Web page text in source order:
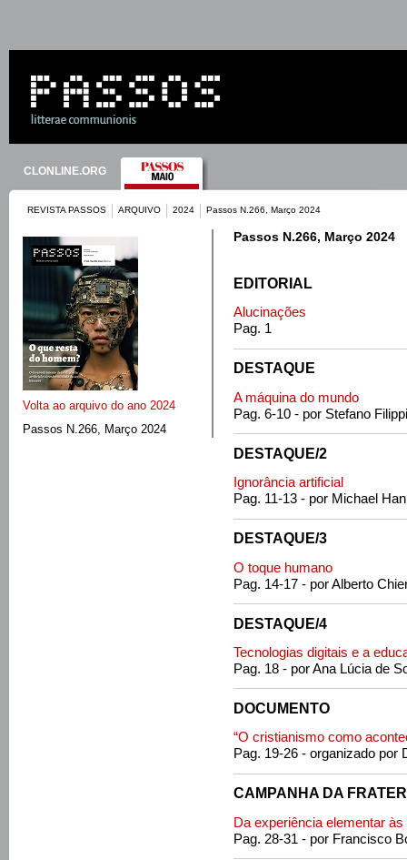
CLONLINE.ORG
REVISTA PASSOS ARQUIVO 2024 Passos N.266, Março 2024
Volta ao arquivo do ano 2024
Passos N.266, Março 2024
Passos N.266, Março 2024
EDITORIAL
Alucinações
Pag. 1
DESTAQUE
A máquina do mundo
Pag. 6-10 - por Stefano Filippi
DESTAQUE/2
Ignorância artificial
Pag. 11-13 - por Michael
DESTAQUE/3
O toque humano
Pag. 14-17 - por Alberto
DESTAQUE/4
Tecnologias digitais e a
Pag. 18 - por Ana Lúcia de
DOCUMENTO
“O cristianismo como
Pag. 19-26 - organizado por
CAMPANHA DA
Da experiência elementar às
Pag. 28-31 - por Francisco